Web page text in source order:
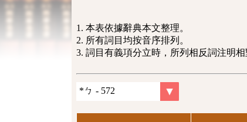
1. 本表依據辭典本文整理。
2. 所有詞目均按音序排列。
3. 詞目有義項分立時，所列相反詞注明相